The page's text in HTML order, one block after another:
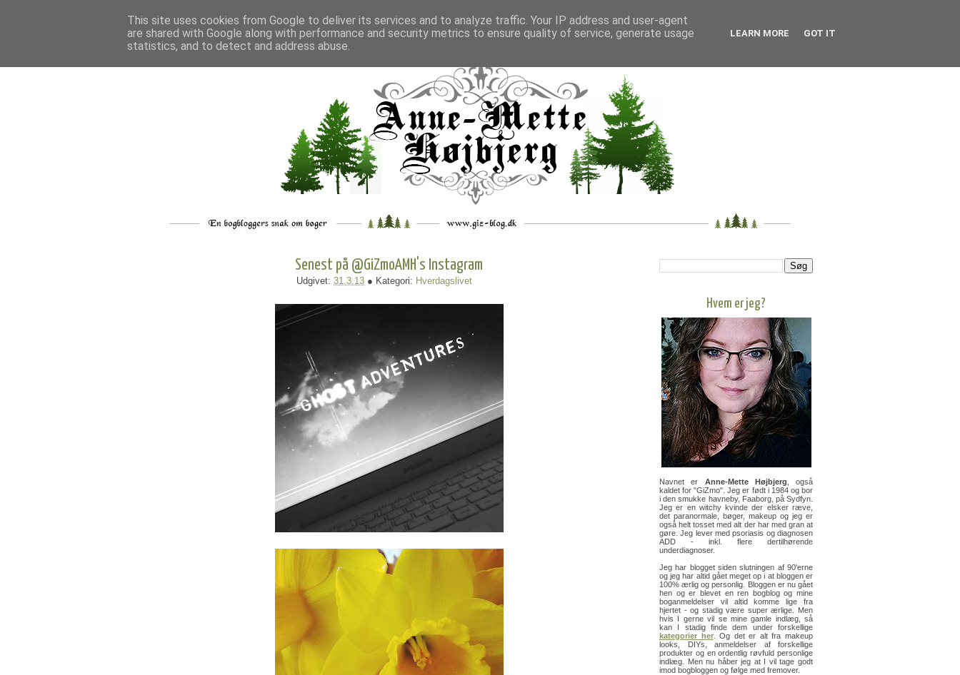
___ _. __ __ _ ___
Senest på @GiZmoAMH's Instagram
Udgivet: 31.3.13 ● Kategori: Hverdagslivet
Hvem er jeg?
Navnet er Anne-Mette Højbjerg , også
kaldet for "GiZmo". Jeg er født i 1984 og bor
i den smukke havneby, Faaborg, på Sydfyn.
Jeg er en witchy kvinde der elsker ræve,
det paranormale, bøger, makeup og jeg er
også helt tosset med alt der har med gran at
gøre. Jeg lever med psoriasis og diagnosen
ADD - inkl. flere dertilhørende
underdiagnoser.
Jeg har blogget siden slutningen af 90'erne
og jeg har altid gået meget op i at bloggen er
100% ærlig og personlig. Bloggen er nu gået
hen og er blevet en ren bogblog og mine
boganmeldelser vil altid komme lige fra
hjertet - og stadig være super ærlige. Men
hvis I gerne vil se mine gamle indlæg, så
kan I stadig finde dem under forskellige
kategorier her. Og det er alt fra makeup
looks, DIYs, anmeldelser af forskellige
produkter og en ordentlig røvfuld personlige
indlæg. Men nu håber jeg at I vil tage godt
imod bogbloggen og følge med fremover.
This site uses cookies from Google to deliver its services and to analyze traffic. Your IP address and user-agent
are shared with Google along with performance and security metrics to ensure quality of service, generate usage
statistics, and to detect and address abuse.
LEARN MORE GOT IT